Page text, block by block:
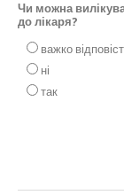
Чи можна
до лікаря?
важко
ні
так